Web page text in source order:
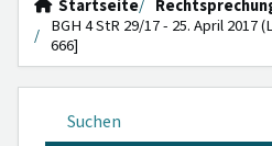
Startseite
BGH 4 StR 29/17 - 25. April 2017
666]
Suchen